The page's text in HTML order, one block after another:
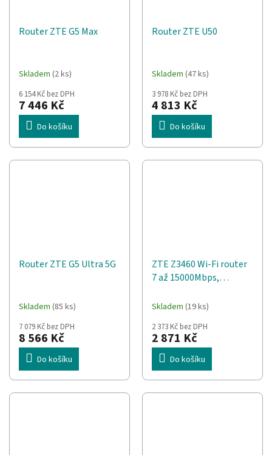
Router ZTE G5 Max
Skladem (2 ks)
6 154 Kč bez DPH
7 446 Kč
Do košíku
Router ZTE U50
Skladem (47 ks)
3 978 Kč bez DPH
4 813 Kč
Do košíku
Router ZTE G5 Ultra 5G
Skladem (85 ks)
7 079 Kč bez DPH
8 566 Kč
Do košíku
ZTE Z3460 Wi-Fi router
7 až 15000Mbps,
Skladem (19 ks)
2 373 Kč bez DPH
2 871 Kč
Do košíku